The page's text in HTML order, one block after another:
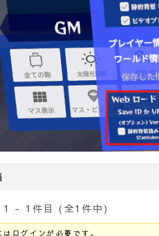
1 - 1件目 (全1件中)
ログインが必要です。